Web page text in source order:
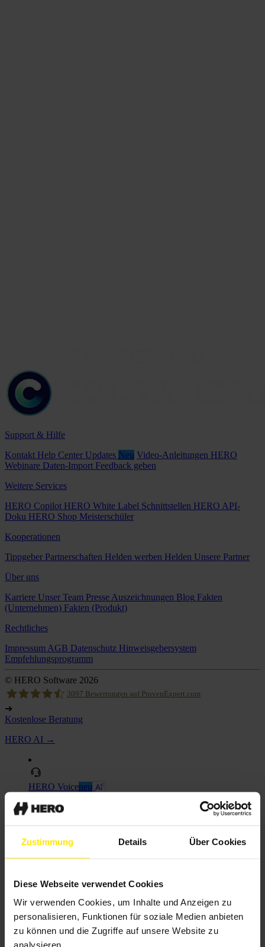
Zustimmung Details Über Cookies
Diese Webseite verwendet Cookies
Wir verwenden Cookies, um Inhalte und Anzeigen zu
personalisieren, Funktionen für soziale Medien anbieten
zu können und die Zugriffe auf unsere Website zu
analysieren.
Support & Hilfe
Kontakt Help Center Updates Neu Video-Anleitungen HERO
Webinare Daten-Import Feedback geben
Weitere Services
HERO Copilot HERO White Label Schnittstellen HERO API-
Doku HERO Shop Meisterschüler
Kooperationen
Tippgeber Partnerschaften Helden werben Helden Unsere Partner
Über uns
Karriere Unser Team Presse Auszeichnungen Blog Fakten
(Unternehmen) Fakten (Produkt)
Rechtliches
Impressum AGB Datenschutz Hinweisgebersystem
Empfehlungsprogramm
© HERO Software 2026
3097 Bewertungen auf ProvenExpert.com
➔
Kostenlose Beratung
HERO AI →
HERO Voiceneu